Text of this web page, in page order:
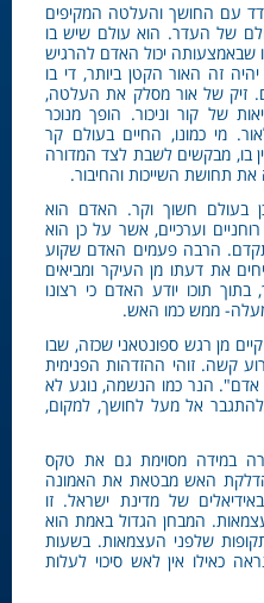
עם החושך והעלטה המקיפים
של העדר. הוא עולם שיש בו
שבאמצעותה יכול האדם להרגיש
זה האור הקטן ביותר, די בו
זיק של אור מסלק את העלטה,
של קור וניכור. הופך מנוכר
מי כמונו, החיים בעולם קר
בו, מבקשים לשבת לצד המדורה
תחושת השייכות והחיבור.
בעולם חשוך וקר. האדם הוא
וערכיים, אשר על כן הוא
הרבה פעמים האדם שקוע
את דעתו מן העיקר ומביאים
תוכו יודע האדם כי רצונו
ממש כמו האש.
מן רגש ספונטאני שכזה, שבו
קשה. זוהי ההזדהות הפנימית
הנר כמו הנשמה, נוגע לא
אל מעל לחושך, למקום,
במידה מסוימת גם את טקס
האש מבטאת את האמונה
של מדינת ישראל. זו
המבחן הגדול באמת הוא
שלפני העצמאות. בשעות
כאילו אין לאש סיכוי לעלות